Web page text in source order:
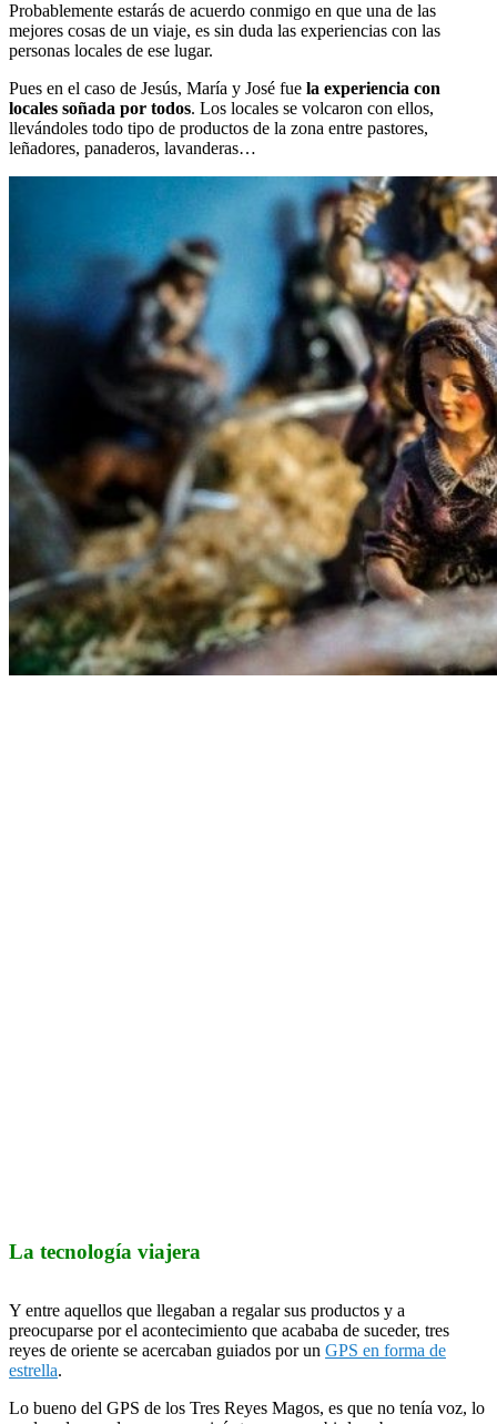
Probablemente estarás de acuerdo conmigo en que una de las
mejores cosas de un viaje, es sin duda las experiencias con las
personas locales de ese lugar.
Pues en el caso de Jesús, María y José fue la experiencia con
locales soñada por todos. Los locales se volcaron con ellos,
llevándoles todo tipo de productos de la zona entre pastores,
leñadores, panaderos, lavanderas…
La tecnología viajera
Y entre aquellos que llegaban a regalar sus productos y a
preocuparse por el acontecimiento que acababa de suceder, tres
reyes de oriente se acercaban guiados por un GPS en forma de
estrella.
Lo bueno del GPS de los Tres Reyes Magos, es que no tenía voz, lo